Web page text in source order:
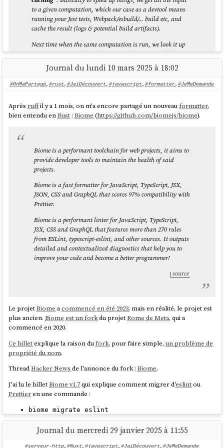
Jotai is like Recoil. Zustand is like Redux.
...
Jotai state consists of atoms (i.e. bottom-up). Zustand state
is one object (i.e. top-down).
Même en lisant la documentationComparison, j'ai eu de grandes
En lisant la documentation,
Avec l'aide deClaude Sonnet 4.5, je pense avoir compris quand
préférerZustand
Exemple Zustand
plusieurs parties du stateuseCartStoreen une seule transaction :
import { create } from 'zustand'
const useCartStore = create(( set) => ({
addToCart: (product) => set((state) =>
{
product],
				state.
[...state.notifications, { type :
'cart_updated' }]
state.notifications
			)
		};
    };
to a given computation, which our case as a devtool means
running your Jest tests, Webpack/esbuild/... build etc, and
cache the result (logs & potential build artifacts).
Next time when the same computation is run, we look it up
and restore it from the cache, obviously tremendously
improving the speed of the run. The real value is when you
distribute that cache among co-workers, CI agents etc., which
you can do with Nx Cloud (nx.app).
CO2 emissions. If you start saving a lot of computation, this
reduces the number of times a machine gets spin up &
I summed it up in this blog article:
https://blog.nrwl.io/helping-the-environment-by-saving-two-
source=friends_link&sk=9b1259d0b171a7b95ebe95b3795660b5
But basically we saved:
last 7 days: ~5 years of compute time
last 30 days: ~23 years
since beginning of Nx Cloud: ~200 years
Je pense que ces mesures font référence à ce qu'on peut voir dans ce
Journal du lundi 10 mars 2025 à 18:02
#OnMaPartagé, #rust, #JaiDécouvert, #javascript, #formatter, #JeMeDemande
Après ruffil y a 1 mois, on m'a encore partagé un nouveauformatter,
bien entendu enRust :Biome (https://github.com/biomejs/biome).
Biome is a performant toolchain for web projects, it aims to
provide developer tools to maintain the health of said
projects.
Biome is a fast formatter for JavaScript, TypeScript, JSX,
JSON, CSS and GraphQL that scores 97% compatibility with
Prettier.
Biome is a performant linter for JavaScript, TypeScript,
JSX, CSS and GraphQL that features more than 270 rules
from ESLint, typescript-eslint, and other sources. It outputs
detailed and contextualized diagnostics that help you to
improve your code and become a better programmer!
source
Le projetBiome acommencé en été 2023, mais en réalité, le projet est
plus ancien.Biome est un forkdu projetRome de Meta, qui a
commencé en 2020.
Ce billetexplique la raison dufork, pour faire simple,un problème de
propriété du nom.
ThreadHacker News de l'annonce du fork :Biome.
J'ai lu le billetBiome v1.7qui explique comment migrer d'eslintou
Prettieren une commande :
biome migrate eslint
oubiome migrate prettier
Je pense que je vais attendre encore un peu avant de migrer parce que
le supportSvelteest partiel :
Journal du mercredi 29 janvier 2025 à 11:55
#serveur-http, #Nuxt, #javascript, #JaiDécouvert, #JeMeDemande